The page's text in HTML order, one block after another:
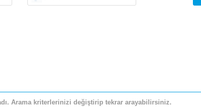
Arama kriterlerinizi değiştirip tekrar arayabilirsiniz.